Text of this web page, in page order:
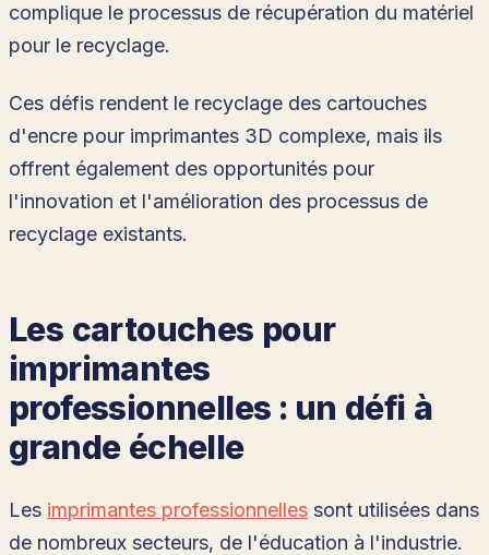
complique le processus de récupération du matériel
pour le recyclage.
Ces défis rendent le recyclage des cartouches
d'encre pour imprimantes 3D complexe, mais ils
offrent également des opportunités pour
l'innovation et l'amélioration des processus de
recyclage existants.
Les cartouches pour
imprimantes
professionnelles : un défi à
grande échelle
Les imprimantes professionnelles sont utilisées dans
de nombreux secteurs, de l'éducation à l'industrie.